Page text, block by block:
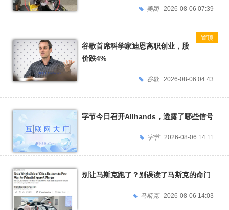
2026-08-06 07:39
美团
谷歌首席科学家迪恩离职创业，股
价跌4%
2026-08-06 04:43
谷歌
字节今日召开Allhands，透露了哪些信号
2026-08-06 14:11
字节
别让马斯克跑了？别误读了马斯克的命门
2026-08-06 14:03
马斯克